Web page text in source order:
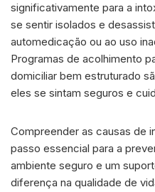
significativamente para a
se sentir isolados e
automedicação ou ao uso
Programas de acolhimento
domiciliar bem estruturado
eles se sintam seguros e
Compreender as causas de
passo essencial para a
ambiente seguro e um
diferença na qualidade de